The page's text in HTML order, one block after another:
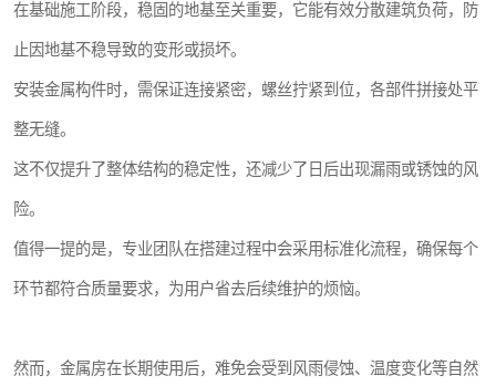
在基础施工阶段，稳固的地基至关重要，它能有效分散建筑负荷，防
止因地基不稳导致的变形或损坏。
安装金属构件时，需保证连接紧密，螺丝拧紧到位，各部件拼接处平
整无缝。
这不仅提升了整体结构的稳定性，还减少了日后出现漏雨或锈蚀的风
险。
值得一提的是，专业团队在搭建过程中会采用标准化流程，确保每个
环节都符合质量要求，为用户省去后续维护的烦恼。
然而，金属房在长期使用后，难免会受到风雨侵蚀、温度变化等自然